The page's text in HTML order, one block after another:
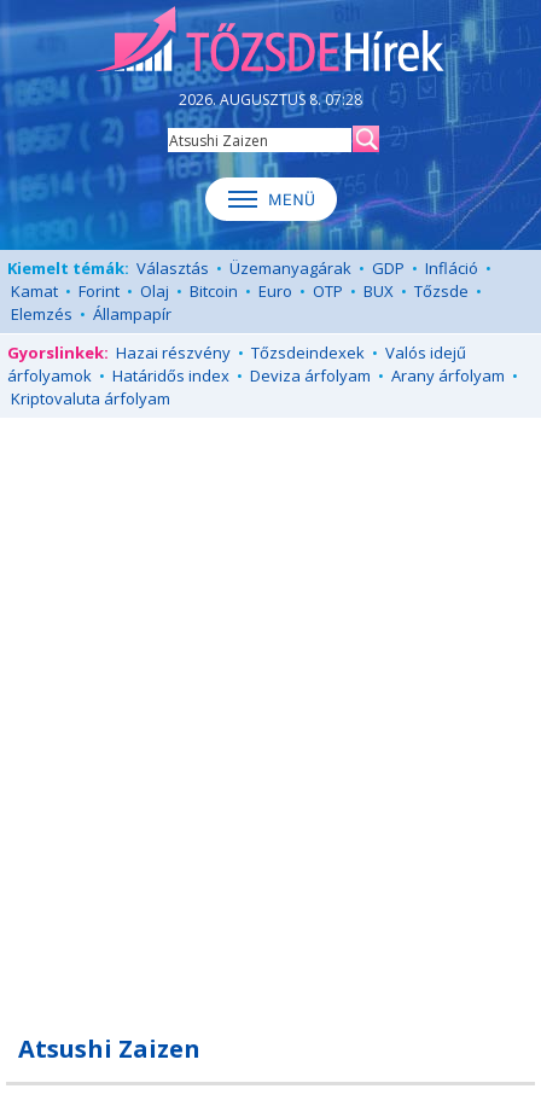
2026. AUGUSZTUS 8. 07:28
Kiemelt témák: Választás • Üzemanyagárak • GDP • Infláció •
Kamat • Forint • Olaj • Bitcoin • Euro • OTP • BUX • Tőzsde •
Elemzés • Állampapír
Gyorslinkek: Hazai részvény • Tőzsdeindexek • Valós idejű
árfolyamok • Határidős index • Deviza árfolyam • Arany árfolyam •
Kriptovaluta árfolyam
Atsushi Zaizen